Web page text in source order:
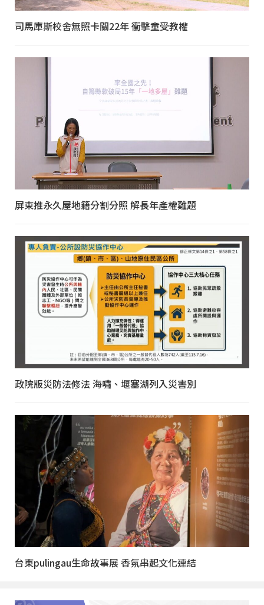
司馬庫斯校舍無照卡關22年 衝擊童受教權
屏東推永久屋地籍分割分照 解長年產權難題
政院版災防法修法 海嘯、堰塞湖列入災害別
台東pulingau生命故事展 香氛串起文化連結